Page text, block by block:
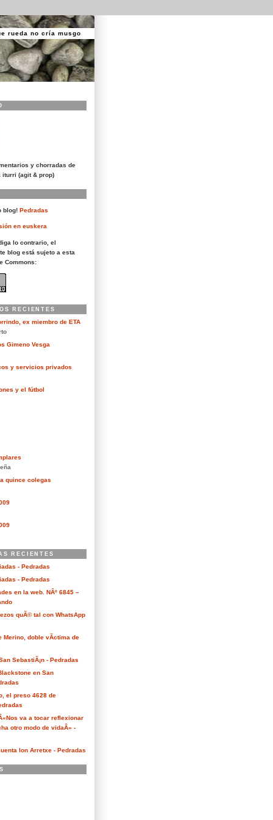
rueda no cría musgo
y chorradas de
iturri (agit & prop)
blog! Pedradas
en euskera
lo contrario, el
blog está sujeto a esta
Commons:
RECIENTES
ex miembro de ETA
Gimeno Vesga
y servicios privados
y el fútbol
quince colegas
RECIENTES
- Pedradas
- Pedradas
en la web. NÂº 6845 –
quÃ© tal con WhatsApp
Merino, doble vÃ­ctima de
SebastiÃ¡n - Pedradas
en San
el preso 4628 de
va a tocar reflexionar
otro modo de vidaÂ» -
Ion Arretxe - Pedradas